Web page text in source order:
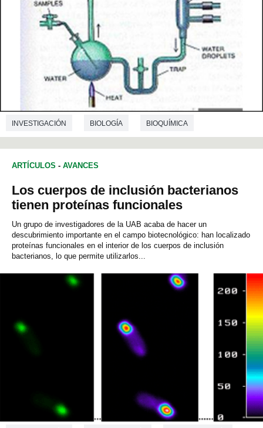
INVESTIGACIÓN BIOLOGÍA BIOQUÍMICA
GENÉTICA
ARTÍCULOS - AVANCES
Los cuerpos de inclusión bacterianos
tienen proteínas funcionales
Un grupo de investigadores de la UAB acaba de hacer un
descubrimiento importante en el campo biotecnológico: han localizado
proteínas funcionales en el interior de los cuerpos de inclusión
bacterianos, lo que permite utilizarlos...